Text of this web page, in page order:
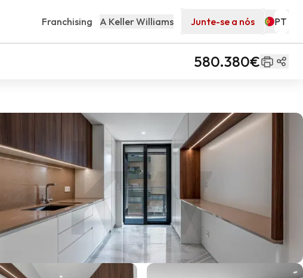
Franchising A Keller Williams Junte-se a nós
580.380€